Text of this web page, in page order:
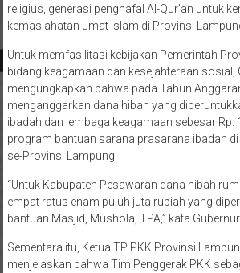
religius, generasi penghafal Al-Qur’an untuk
kemaslahatan umat Islam di Provinsi
Untuk memfasilitasi kebijakan Pemerintah
bidang keagamaan dan kesejahteraan sosial,
mengungkapkan bahwa pada Tahun
menganggarkan dana hibah yang
ibadah dan lembaga keagamaan sebesar Rp.
program bantuan sarana prasarana ibadah
se-Provinsi Lampung.
“Untuk Kabupaten Pesawaran dana hibah
empat ratus enam puluh juta rupiah yang
bantuan Masjid, Mushola, TPA,” kata Gubernur.
Sementara itu, Ketua TP PKK Provinsi
menjelaskan bahwa Tim Penggerak PKK